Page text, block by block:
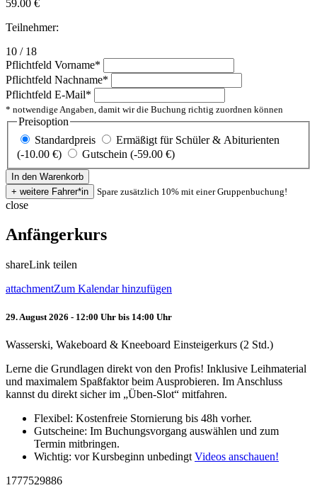
59.00 €
Teilnehmer:
10 / 18
Pflichtfeld Vorname*
Pflichtfeld Nachname*
Pflichtfeld E-Mail*
* notwendige Angaben, damit wir die Buchung richtig zuordnen können
Preisoption
Standardpreis
Ermäßigt für Schüler & Abiturienten
(-10.00 €)
Gutschein (-59.00 €)
Spare zusätzlich 10% mit einer Gruppenbuchung!
close
Anfängerkurs
shareLink teilen
attachmentZum Kalendar hinzufügen
29. August 2026 - 12:00 Uhr bis 14:00 Uhr
Wasserski, Wakeboard & Kneeboard Einsteigerkurs (2 Std.)
Lerne die Grundlagen direkt von den Profis! Inklusive Leihmaterial
und maximalem Spaßfaktor beim Ausprobieren. Im Anschluss
kannst du direkt sicher im „Üben-Slot“ mitfahren.
Flexibel: Kostenfreie Stornierung bis 48h vorher.
Gutscheine: Im Buchungsvorgang auswählen und zum
Termin mitbringen.
Wichtig: vor Kursbeginn unbedingt Videos anschauen!
1777529886